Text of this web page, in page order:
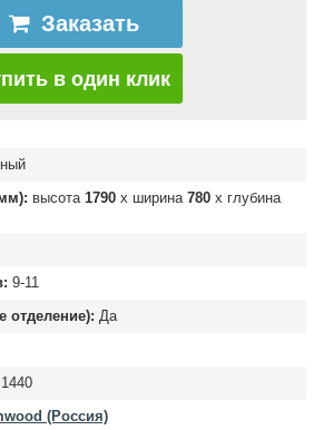
Заказать
в один клик
высота 1790 х ширина 780 х глубина
9-11
отделение): Да
1440
(Россия)